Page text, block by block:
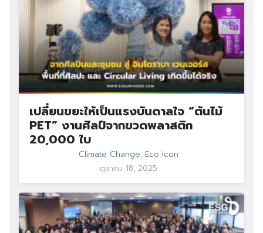
เปลี่ยนขยะให้เป็นแรงบันดาลใจ “ต้นไม้
PET” งานศิลป์จากขวดพลาสติก
20,000 ใบ
Climate Change, Eco Icon
ตุลาคม 18, 2025